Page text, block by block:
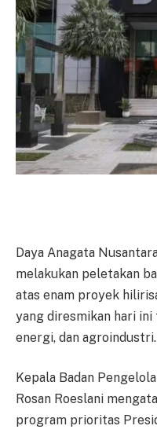
Daya Anagata
melakukan peletakan
atas enam proyek
yang diresmikan hari
energi, dan agroindustri.
Kepala Badan
Rosan Roeslani
program prioritas